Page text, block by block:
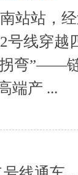
站，经
号线穿越
弯”——
端产 ...